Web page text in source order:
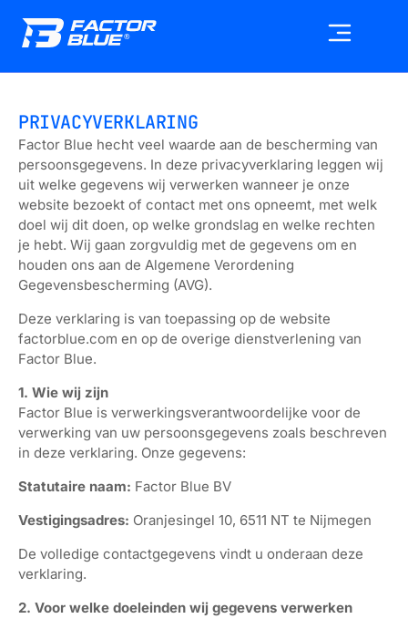
PRIVACYVERKLARING
Factor Blue hecht veel waarde aan de bescherming van
persoonsgegevens. In deze privacyverklaring leggen wij
uit welke gegevens wij verwerken wanneer je onze
website bezoekt of contact met ons opneemt, met welk
doel wij dit doen, op welke grondslag en welke rechten
je hebt. Wij gaan zorgvuldig met de gegevens om en
houden ons aan de Algemene Verordening
Gegevensbescherming (AVG).
Deze verklaring is van toepassing op de website
factorblue.com en op de overige dienstverlening van
Factor Blue.
1. Wie wij zijn
Factor Blue is verwerkingsverantwoordelijke voor de
verwerking van uw persoonsgegevens zoals beschreven
in deze verklaring. Onze gegevens:
Statutaire naam: Factor Blue BV
Vestigingsadres: Oranjesingel 10, 6511 NT te Nijmegen
De volledige contactgegevens vindt u onderaan deze
verklaring.
2. Voor welke doeleinden wij gegevens verwerken